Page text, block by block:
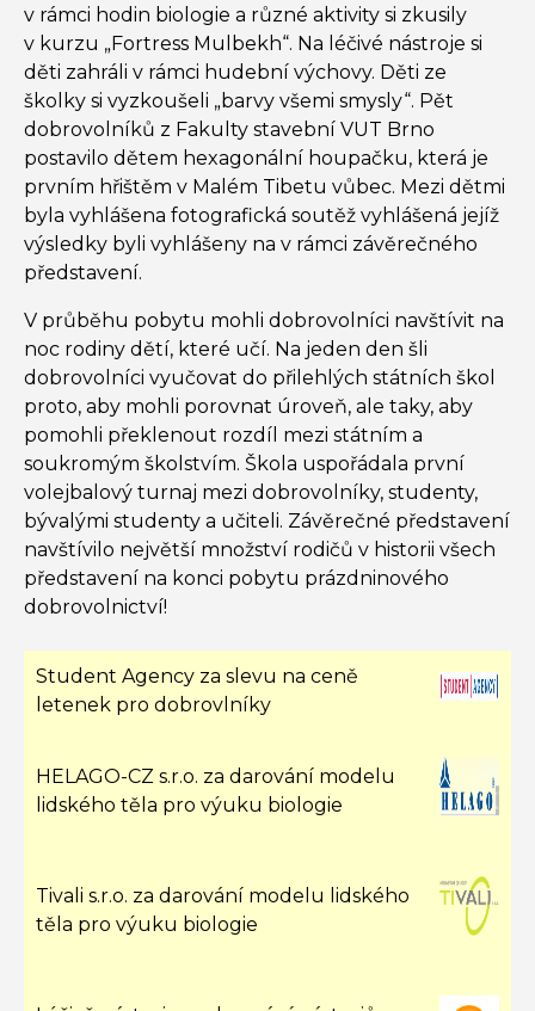
v rámci hodin biologie a různé aktivity si zkusily
v kurzu „Fortress Mulbekh“. Na léčivé nástroje si
děti zahráli v rámci hudební výchovy. Děti ze
školky si vyzkoušeli „barvy všemi smysly“. Pět
dobrovolníků z Fakulty stavební VUT Brno
postavilo dětem hexagonální houpačku, která je
prvním hřištěm v Malém Tibetu vůbec. Mezi dětmi
byla vyhlášena fotografická soutěž vyhlášená jejíž
výsledky byli vyhlášeny na v rámci závěrečného
představení.
V průběhu pobytu mohli dobrovolníci navštívit na
noc rodiny dětí, které učí. Na jeden den šli
dobrovolníci vyučovat do přilehlých státních škol
proto, aby mohli porovnat úroveň, ale taky, aby
pomohli překlenout rozdíl mezi státním a
soukromým školstvím. Škola uspořádala první
volejbalový turnaj mezi dobrovolníky, studenty,
bývalými studenty a učiteli. Závěrečné představení
navštívilo největší množství rodičů v historii všech
představení na konci pobytu prázdninového
dobrovolnictví!
Student Agency za slevu na ceně
letenek pro dobrovlníky
HELAGO-CZ s.r.o. za darování modelu
lidského těla pro výuku biologie
Tivali s.r.o. za darování modelu lidského
těla pro výuku biologie